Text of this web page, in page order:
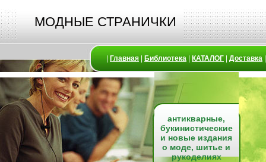
МОДНЫЕ СТРАНИЧКИ
Главная Библиотека КАТАЛОГ Доставка
антикварные,
букинистические
и новые издания
о моде, шитье и
рукоделиях